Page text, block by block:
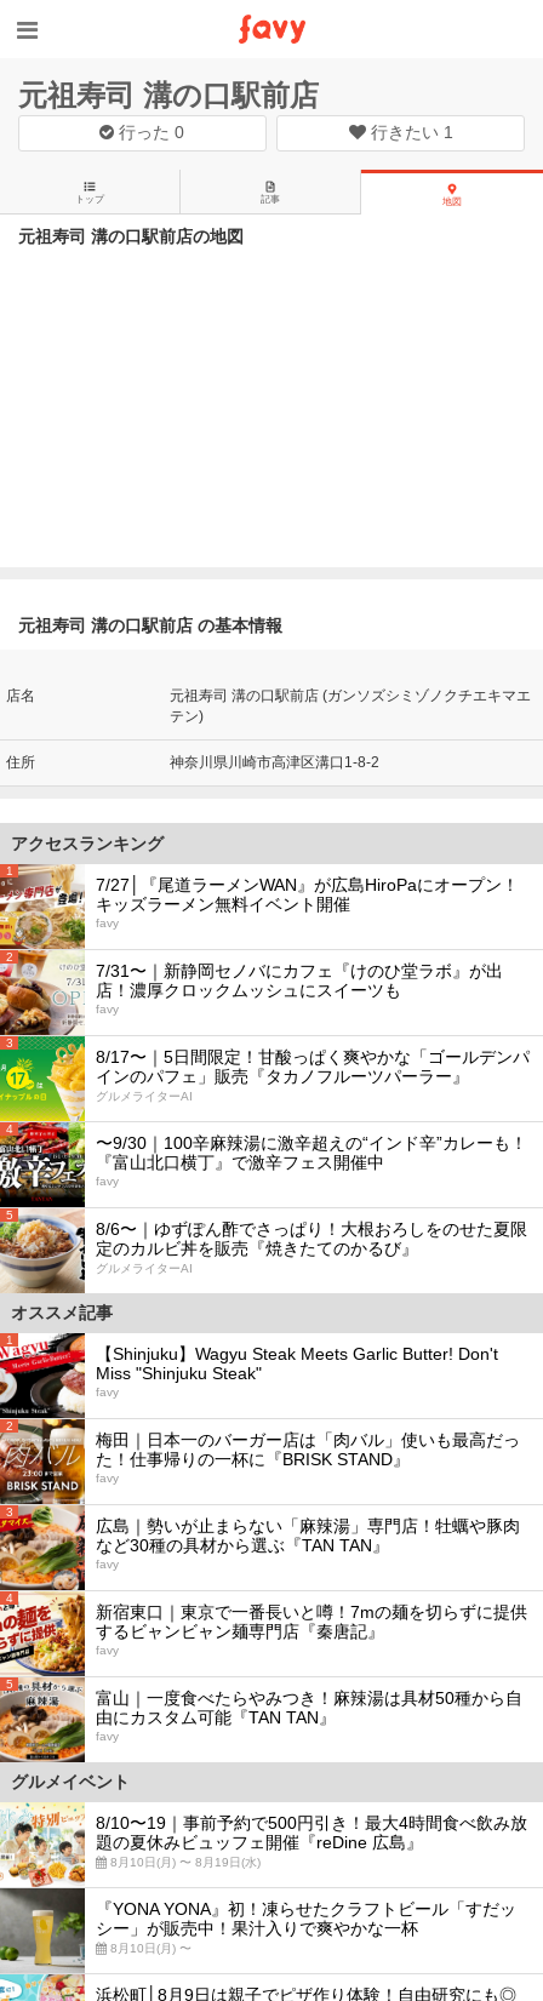
元祖寿司 溝の口駅前店
行った0 行きたい 1
トップ 記事 地図
元祖寿司 溝の口駅前店の地図
元祖寿司 溝の口駅前店 の基本情報
店名
元祖寿司 溝の口駅前店 (ガンソズシミゾノクチエキマエ
テン)
住所 神奈川県川崎市高津区溝口1-8-2
アクセスランキング
1
7/27│『尾道ラーメンWAN』が広島HiroPaにオープン！
キッズラーメン無料イベント開催
favy
2
7/31〜｜新静岡セノバにカフェ『けのひ堂ラボ』が出
店！濃厚クロックムッシュにスイーツも
favy
3
8/17〜｜5日間限定！甘酸っぱく爽やかな「ゴールデンパ
インのパフェ」販売『タカノフルーツパーラー』
グルメライターAI
4
〜9/30｜100辛麻辣湯に激辛超えの“インド辛”カレーも！
『富山北口横丁』で激辛フェス開催中
favy
5
8/6〜｜ゆずぽん酢でさっぱり！大根おろしをのせた夏限
定のカルビ丼を販売『焼きたてのかるび』
グルメライターAI
オススメ記事
1
【Shinjuku】Wagyu Steak Meets Garlic Butter! Don't
Miss "Shinjuku Steak"
favy
2
梅田｜日本一のバーガー店は「肉バル」使いも最高だっ
た！仕事帰りの一杯に『BRISK STAND』
favy
3
広島｜勢いが止まらない「麻辣湯」専門店！牡蠣や豚肉
など30種の具材から選ぶ『TAN TAN』
favy
4
新宿東口｜東京で一番長いと噂！7mの麺を切らずに提供
するビャンビャン麺専門店『秦唐記』
favy
5
富山｜一度食べたらやみつき！麻辣湯は具材50種から自
由にカスタム可能『TAN TAN』
favy
グルメイベント
8/10〜19｜事前予約で500円引き！最大4時間食べ飲み放
題の夏休みビュッフェ開催『reDine 広島』
8月10日(月) 〜 8月19日(水)
『YONA YONA』初！凍らせたクラフトビール「すだッ
シー」が販売中！果汁入りで爽やかな一杯
8月10日(月) 〜
浜松町│8月9日は親子でピザ作り体験！自由研究にも◎